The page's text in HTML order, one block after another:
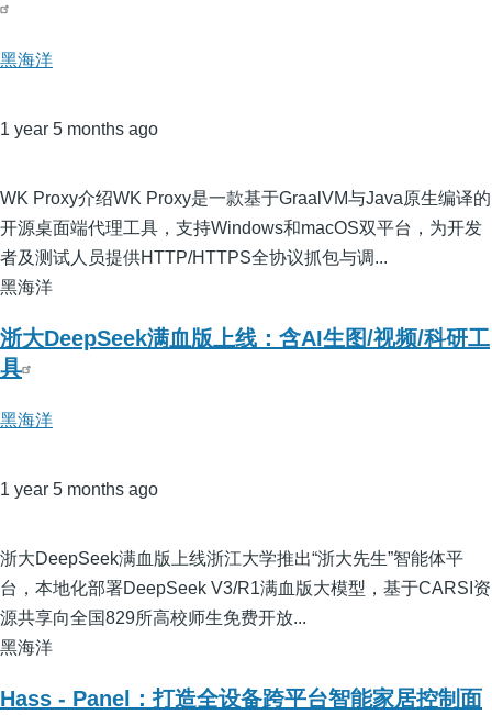
黑海洋
1 year 5 months ago
WK Proxy介绍WK Proxy是一款基于GraalVM与Java原生编译的
开源桌面端代理工具，支持Windows和macOS双平台，为开发
者及测试人员提供HTTP/HTTPS全协议抓包与调...
黑海洋
浙大DeepSeek满血版上线：含AI生图/视频/科研工
具
黑海洋
1 year 5 months ago
浙大DeepSeek满血版上线浙江大学推出“浙大先生”智能体平
台，本地化部署DeepSeek V3/R1满血版大模型，基于CARSI资
源共享向全国829所高校师生免费开放...
黑海洋
Hass - Panel：打造全设备跨平台智能家居控制面